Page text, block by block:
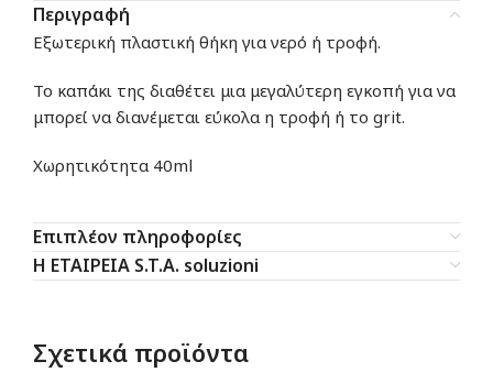
Περιγραφή
Εξωτερική πλαστική θήκη για νερό ή τροφή.
Το καπάκι της διαθέτει μια μεγαλύτερη εγκοπή για να
μπορεί να διανέμεται εύκολα η τροφή ή το grit.
Χωρητικότητα 40ml
Επιπλέον πληροφορίες
Η ΕΤΑΙΡΕΙΑ S.T.A. soluzioni
Σχετικά προϊόντα